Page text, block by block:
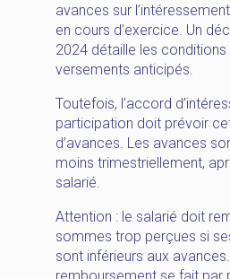
avances sur
en cours d’exercice. Un
2024 détaille les
versements anticipés.
Toutefois, l’accord
participation doit prévoir
d’avances. Les avances
moins trimestriellement,
salarié.
Attention : le salarié doit
sommes trop perçues si
sont inférieurs aux